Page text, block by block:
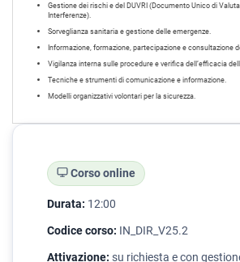
Gestione dei rischi e del DUVRI (Documento Unico di
Interferenze).
Sorveglianza sanitaria e gestione delle emergenze.
Informazione, formazione, partecipazione e consultazione
Vigilanza interna sulle procedure e verifica dell’efficacia
Tecniche e strumenti di comunicazione e informazione.
Modelli organizzativi volontari per la sicurezza.
Corso online
Durata: 12:00
Codice corso: IN_DIR_V25.2
Attivazione: su richiesta e con